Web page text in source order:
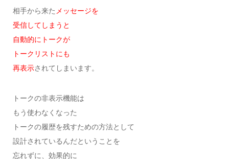
相手から来た メッセージを
受信してしまうと
自動的にトークが
トークリストにも
再表示されてしまいます。
トークの非表示機能は
もう使わなくなった
トークの履歴を残すための方法として
設計されているんだということを
忘れずに、効果的に